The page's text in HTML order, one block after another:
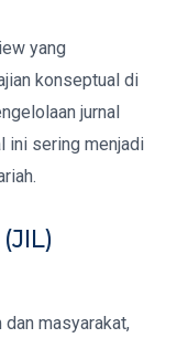
yang
konseptual di
jurnal
ini sering menjadi
dan masyarakat,